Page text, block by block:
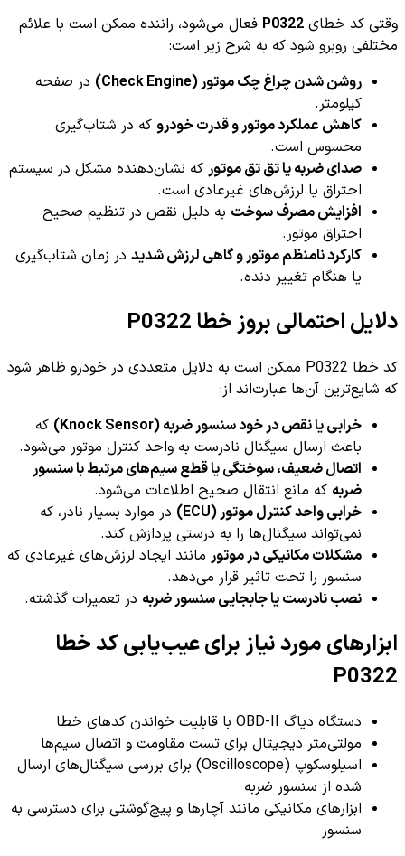
وقتی کد خطای P0322 فعال می‌شود، راننده ممکن است با علائم
مختلفی روبرو شود که به شرح زیر است:
روشن شدن چراغ چک موتور (Check Engine)
در صفحه
کیلومتر.
کاهش عملکرد موتور و قدرت خودرو که در شتاب‌گیری
محسوس است.
صدای ضربه یا تق تق موتور که نشان‌دهنده مشکل در سیستم
احتراق یا لرزش‌های غیرعادی است.
افزایش مصرف سوخت به دلیل نقص در تنظیم صحیح
احتراق موتور.
کارکرد نامنظم موتور و گاهی لرزش شدید در زمان شتاب‌گیری
یا هنگام تغییر دنده.
دلایل احتمالی بروز خطا P0322
کد خطا P0322 ممکن است به دلایل متعددی در خودرو ظاهر شود
که شایع‌ترین آن‌ها عبارت‌اند از:
خرابی یا نقص در خود سنسور ضربه (Knock Sensor)
که
باعث ارسال سیگنال نادرست به واحد کنترل موتور می‌شود.
اتصال ضعیف، سوختگی یا قطع سیم‌های مرتبط با سنسور
ضربه که مانع انتقال صحیح اطلاعات می‌شود.
خرابی واحد کنترل موتور (ECU)
در موارد بسیار نادر، که
نمی‌تواند سیگنال‌ها را به درستی پردازش کند.
مشکلات مکانیکی در موتور مانند ایجاد لرزش‌های غیرعادی که
سنسور را تحت تاثیر قرار می‌دهد.
نصب نادرست یا جابجایی سنسور ضربه در تعمیرات گذشته.
ابزارهای مورد نیاز برای عیب‌یابی کد خطا
P0322
دستگاه دیاگ OBD-II با قابلیت خواندن کدهای خطا
مولتی‌متر دیجیتال برای تست مقاومت و اتصال سیم‌ها
اسیلوسکوپ (Oscilloscope) برای بررسی سیگنال‌های ارسال
شده از سنسور ضربه
ابزارهای مکانیکی مانند آچارها و پیچ‌گوشتی برای دسترسی به
سنسور